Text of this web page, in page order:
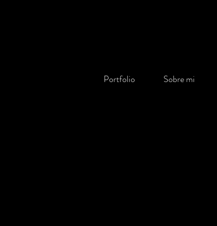
Portfolio Sobre mi